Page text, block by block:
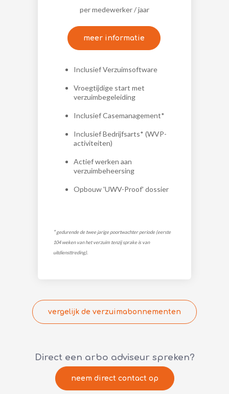
per medewerker / jaar
meer informatie
Inclusief Verzuimsoftware
Vroegtijdige start met
verzuimbegeleiding
Inclusief Casemanagement*
Inclusief Bedrijfsarts* (WVP-
activiteiten)
Actief werken aan
verzuimbeheersing
Opbouw 'UWV-Proof' dossier
*gedurende de twee jarige poortwachter periode (eerste
104 weken van het verzuim tenzij sprake is van
uitdiensttreding).
vergelijk de verzuimabonnementen
Direct een arbo adviseur spreken?
neem direct contact op